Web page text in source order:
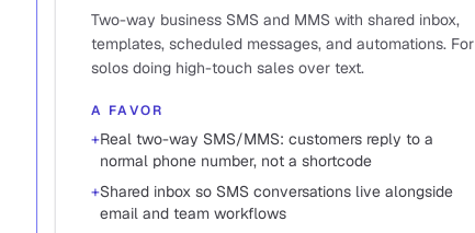
Two-way business SMS and MMS with shared inbox,
templates, scheduled messages, and automations. For
solos doing high-touch sales over text.
A FAVOR
+Real two-way SMS/MMS: customers reply to a
normal phone number, not a shortcode
+Shared inbox so SMS conversations live alongside
email and team workflows